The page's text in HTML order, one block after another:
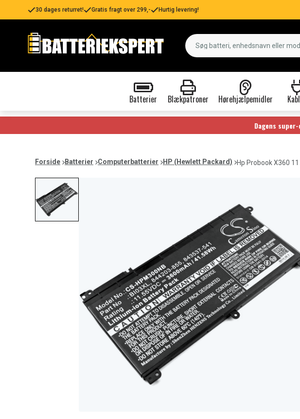
30 dages returret! Gratis fragt over 299,- Hurtig levering!
Batterier Blækpatroner Hørehjælpemidler
Dagens
Forside Batterier Computerbatterier HP (Hewlett Packard) Hp Probook X360